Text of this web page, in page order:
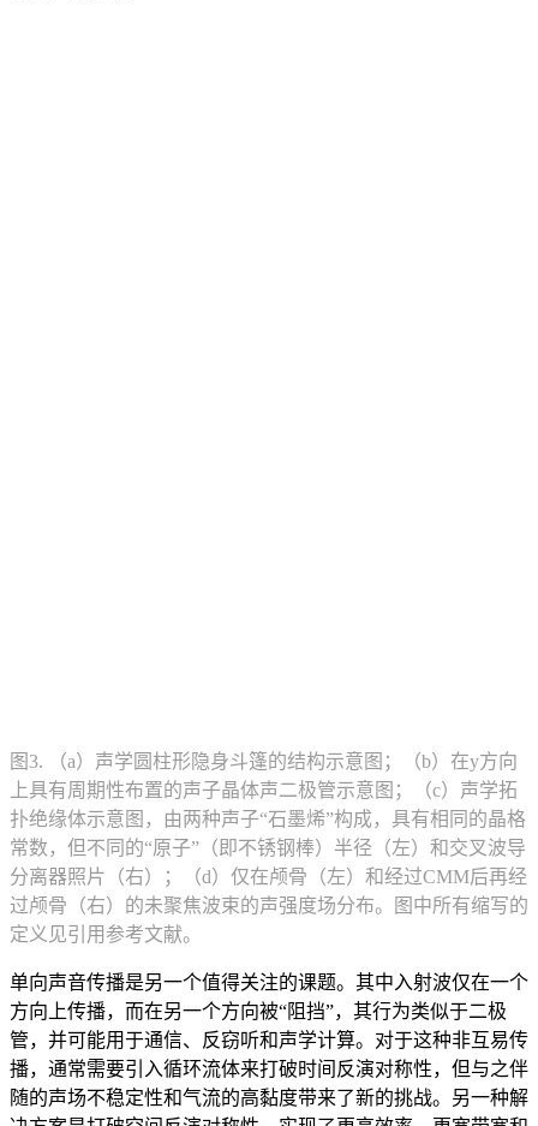
图3. （a）声学圆柱形隐身斗篷的结构示意图；（b）在y方向
上具有周期性布置的声子晶体声二极管示意图；（c）声学拓
扑绝缘体示意图，由两种声子“石墨烯”构成，具有相同的晶格
常数，但不同的“原子”（即不锈钢棒）半径（左）和交叉波导
分离器照片（右）；（d）仅在颅骨（左）和经过CMM后再经
过颅骨（右）的未聚焦波束的声强度场分布。图中所有缩写的
定义见引用参考文献。
单向声音传播是另一个值得关注的课题。其中入射波仅在一个
方向上传播，而在另一个方向被“阻挡”，其行为类似于二极
管，并可能用于通信、反窃听和声学计算。对于这种非互易传
播，通常需要引入循环流体来打破时间反演对称性，但与之伴
随的声场不稳定性和气流的高黏度带来了新的挑战。另一种解